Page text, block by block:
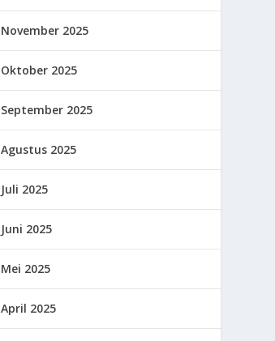
November 2025
Oktober 2025
September 2025
Agustus 2025
Juli 2025
Juni 2025
Mei 2025
April 2025